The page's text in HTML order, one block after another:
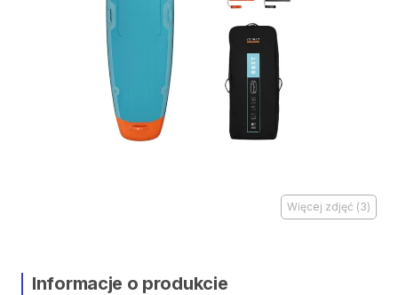
Więcej zdjęć (3)
Informacje o produkcie